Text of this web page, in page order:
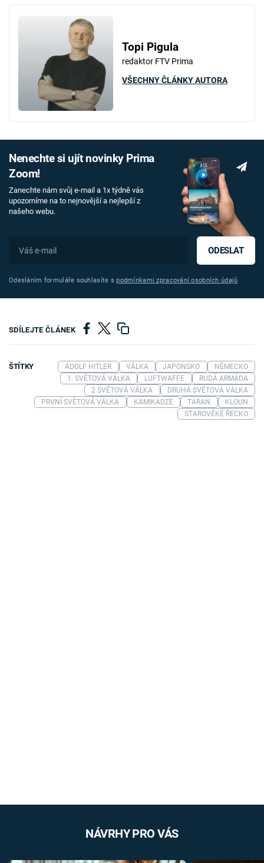
Topi Pigula
redaktor FTV Prima
VŠECHNY ČLÁNKY AUTORA
Nenechte si ujít novinky Prima
Zoom!
Zanechte nám svůj e-mail a 1x týdně vás
upozorníme na to nejnovější a nejlepší z
našeho webu.
ODESLAT
Odesláním formuláře souhlasíte spodmínkami zpracování osobních údajů
SDÍLEJTE ČLÁNEK
ŠTÍTKY ADOLF HITLER VÁLKA JAPONSKO
NĚMECKO
1. SVĚTOVÁ VÁLKA
LUFTWAFFE
RUDÁ ARMÁDA
2 SVĚTOVÁ VÁLKA
DRUHÁ SVĚTOVÁ VÁLKA
PRVNÍ SVĚTOVÁ VÁLKA
KAMIKADZE TARAN
KLOUN
STAROVĚKÉ ŘECKO
NÁVRHY PRO VÁS